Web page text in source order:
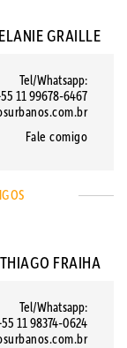
GRAILLE
Tel/Whatsapp:
11 99678-6467
Fale comigo
THIAGO FRAIHA
Tel/Whatsapp:
11 98374-0624